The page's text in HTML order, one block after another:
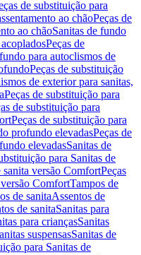
de substituição para
ao chãoPeças de
ao chãoSanitas de fundo
Peças de
para autoclismos de
Peças de substituição
de exterior para sanitas,
Peças de substituição para
de substituição para
Peças de substituição para
profundo elevadasPeças de
elevadasSanitas de
para Sanitas de
sanita versão ComfortPeças
ComfortTampos de
de sanitaAssentos de
de sanitaSanitas para
para criançasSanitas
suspensasSanitas de
para Sanitas de